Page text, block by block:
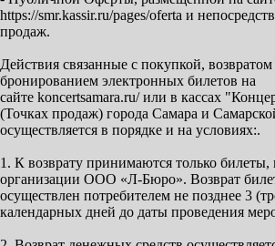
https://smr.kassir.ru/pages/oferta и
продаж.
Действия связанные с покупкой, возвратом
бронированием электронных билетов на
сайте koncertsamara.ru/ или в кассах
(Точках продаж) города Самара и
осуществляется в порядке и на условиях:.
1. К возврату принимаются только
организации ООО «Л-Бюро». Возврат
осуществлен потребителем не позднее 3
календарных дней до даты проведения